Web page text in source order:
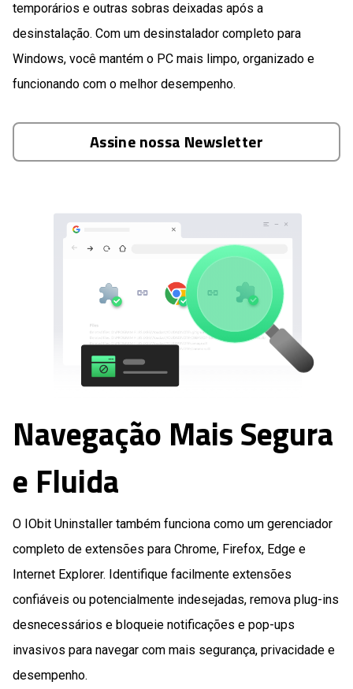
temporários e outras sobras deixadas após a
desinstalação. Com um desinstalador completo para
Windows, você mantém o PC mais limpo, organizado e
funcionando com o melhor desempenho.
Assine nossa Newsletter
Navegação Mais Segura
e Fluida
O IObit Uninstaller também funciona como um gerenciador
completo de extensões para Chrome, Firefox, Edge e
Internet Explorer. Identifique facilmente extensões
confiáveis ou potencialmente indesejadas, remova plug-ins
desnecessários e bloqueie notificações e pop-ups
invasivos para navegar com mais segurança, privacidade e
desempenho.